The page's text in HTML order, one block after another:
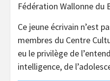
Fédération Wallonne du
Ce jeune écrivain n’est
membres du Centre
eu le privilège de
intelligence, de